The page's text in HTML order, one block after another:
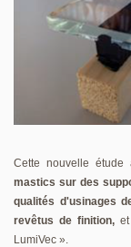
Cette nouvelle
mastics sur des
qualités d'usinages
revêtus de finition,et
LumiVec ».